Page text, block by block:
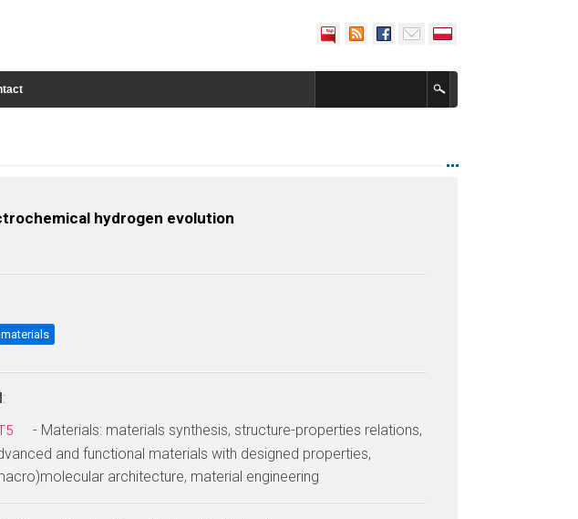
hydrogen evolution
:
- Materials: materials synthesis, structure-properties relations,
and functional materials with designed properties,
architecture, material engineering